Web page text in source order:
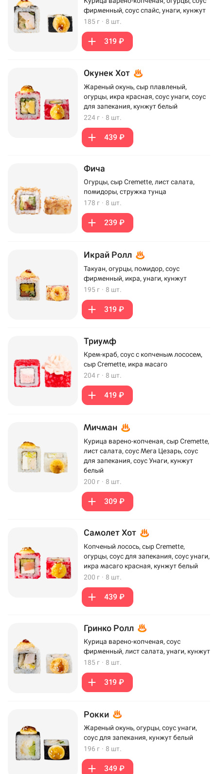
фирменный, соус спайс, унаги, кунжут
185 г · 8 шт.
319 ₽
Окунек Хот
Жареный окунь, сыр плавленый,
огурцы, икра красная, соус унаги, соус
для запекания, кунжут белый
224 г · 8 шт.
439 ₽
Фича
Огурцы, сыр Cremette, лист салата,
помидоры, стружка тунца
178 г · 8 шт.
239 ₽
Икрай Ролл
Такуан, огурцы, помидор, соус
фирменный, икра, унаги, кунжут
195 г · 8 шт.
319 ₽
Триумф
Крем-краб, соус с копченым лососем,
сыр Cremette, икра масаго
204 г · 8 шт.
419 ₽
Мичман
Курица варено-копченая, сыр Cremette,
лист салата, соус Мега Цезарь, соус
для запекания, соус Унаги, кунжут
белый
200 г · 8 шт.
309 ₽
Самолет Хот
Копченый лосось, сыр Cremette,
огурцы, соус для запекания, соус унаги,
икра масаго красная, кунжут белый
200 г · 8 шт.
439 ₽
Гринко Ролл
Курица варено-копченая, соус
фирменный, лист салата, унаги, кунжут
185 г · 8 шт.
319 ₽
Рокки
Жареный окунь, огурцы, соус унаги,
соус для запекания, кунжут белый
196 г · 8 шт.
349 ₽